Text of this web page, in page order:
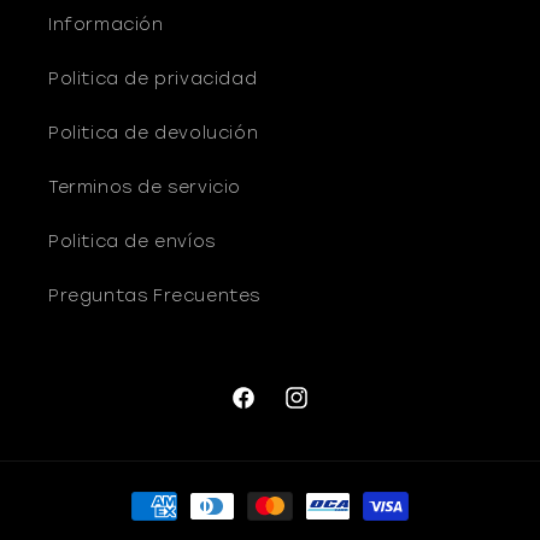
Información
Politica de privacidad
Politica de devolución
Terminos de servicio
Politica de envíos
Preguntas Frecuentes
FacebookInstagram
Formas
de